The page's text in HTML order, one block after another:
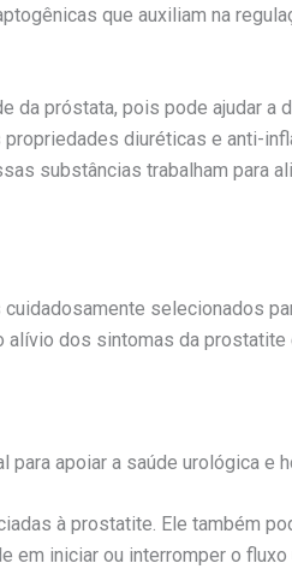
que auxiliam na
próstata, pois pode ajudar a
diuréticas e anti-
substâncias trabalham para
selecionados
dos sintomas da
apoiar a saúde urológica e
à prostatite. Ele também
em iniciar ou interromper o fluxo